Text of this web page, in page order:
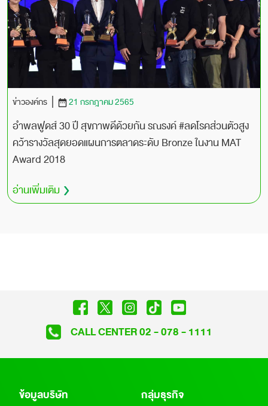
ข่าวองค์กร 21 กรกฎาคม 2565
อำพลฟูดส์ 30 ปี สุขภาพดีด้วยกัน รณรงค์ #ลดโรคส่วนตัวสูง
คว้ารางวัลสุดยอดแผนการตลาดระดับ Bronze ในงาน MAT
Award 2018
อ่านเพิ่มเติม
CALL CENTER 02 - 078 - 1111
ข้อมูลบริษัท กลุ่มธุรกิจ